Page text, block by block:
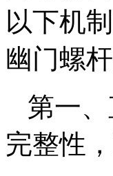
以下机
幽门螺杆
第一
完整性